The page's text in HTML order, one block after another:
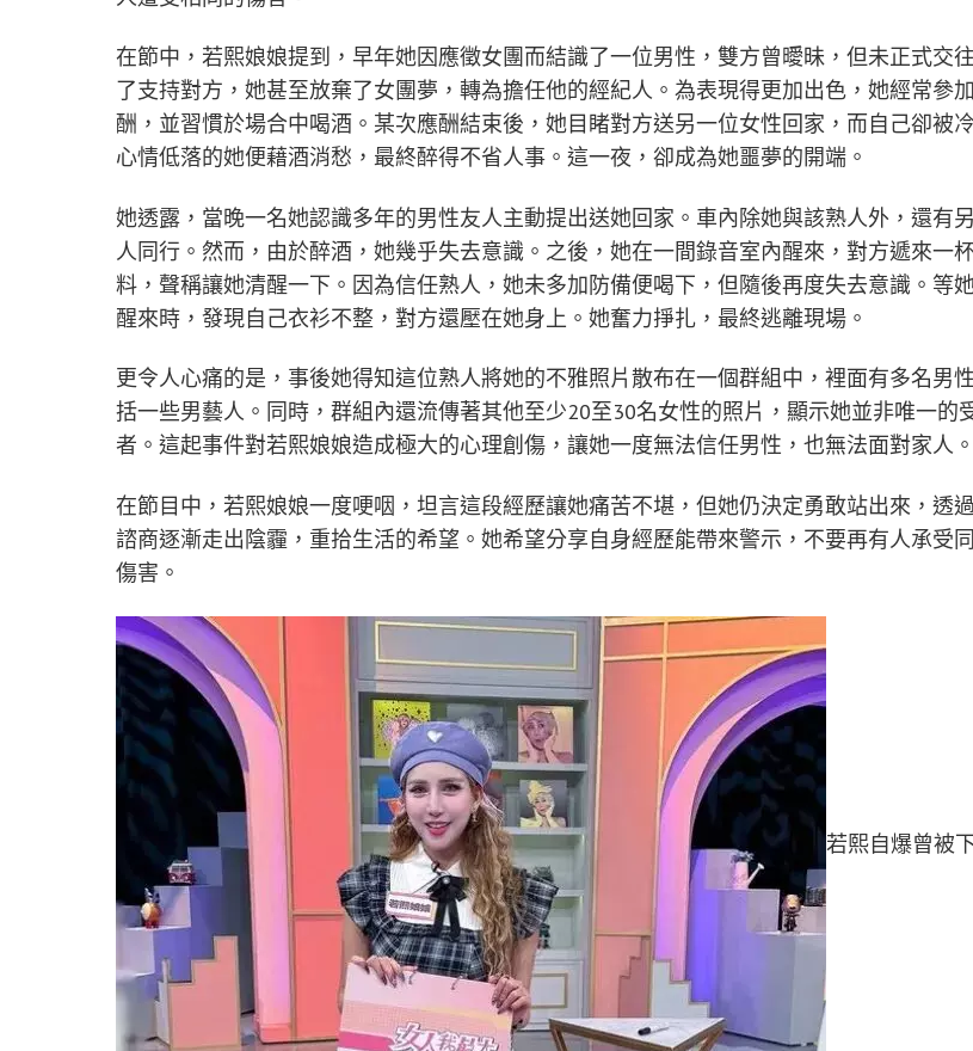
在節中，若熙娘娘提到，早年她因應徵女團而結識了一位男性，雙方曾曖昧，但未正式交
了支持對方，她甚至放棄了女團夢，轉為擔任他的經紀人。為表現得更加出色，她經常參
酬，並習慣於場合中喝酒。某次應酬結束後，她目睹對方送另一位女性回家，而自己卻被冷
心情低落的她便藉酒消愁，最終醉得不省人事。這一夜，卻成為她噩夢的開端。
她透露，當晚一名她認識多年的男性友人主動提出送她回家。車內除她與該熟人外，還有
人同行。然而，由於醉酒，她幾乎失去意識。之後，她在一間錄音室內醒來，對方遞來一
料，聲稱讓她清醒一下。因為信任熟人，她未多加防備便喝下，但隨後再度失去意識。等
醒來時，發現自己衣衫不整，對方還壓在她身上。她奮力掙扎，最終逃離現場。
更令人心痛的是，事後她得知這位熟人將她的不雅照片散布在一個群組中，裡面有多名男
括一些男藝人。同時，群組內還流傳著其他至少20至30名女性的照片，顯示她並非唯一的
者。這起事件對若熙娘娘造成極大的心理創傷，讓她一度無法信任男性，也無法面對家人。
在節目中，若熙娘娘一度哽咽，坦言這段經歷讓她痛苦不堪，但她仍決定勇敢站出來，透
諮商逐漸走出陰霾，重拾生活的希望。她希望分享自身經歷能帶來警示，不要再有人承受
傷害。
若熙自爆曾被